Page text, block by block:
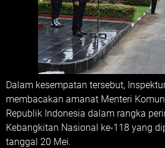
Dalam kesempatan tersebut,
membacakan amanat Menteri
Republik Indonesia dalam rangka
Kebangkitan Nasional ke-118 yang
tanggal 20 Mei.